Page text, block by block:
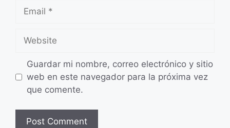
Email
Website
Guardar mi nombre, correo electrónico y sitio
web en este navegador para la próxima vez
que comente.